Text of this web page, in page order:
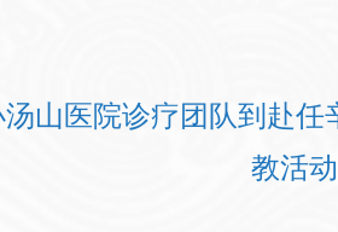
汤山医院诊疗团队到赴
教活动